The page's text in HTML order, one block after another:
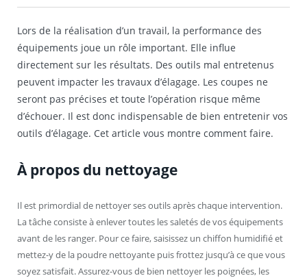
Lors de la réalisation d’un travail, la performance des
équipements joue un rôle important. Elle influe
directement sur les résultats. Des outils mal entretenus
peuvent impacter les travaux d’élagage. Les coupes ne
seront pas précises et toute l’opération risque même
d’échouer. Il est donc indispensable de bien entretenir vos
outils d’élagage. Cet article vous montre comment faire.
À propos du nettoyage
Il est primordial de nettoyer ses outils après chaque intervention.
La tâche consiste à enlever toutes les saletés de vos équipements
avant de les ranger. Pour ce faire, saisissez un chiffon humidifié et
mettez-y de la poudre nettoyante puis frottez jusqu’à ce que vous
soyez satisfait. Assurez-vous de bien nettoyer les poignées, les